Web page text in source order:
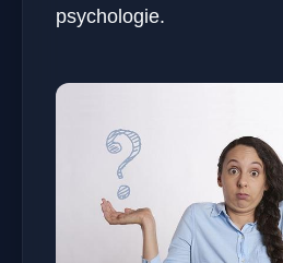
psychologie.